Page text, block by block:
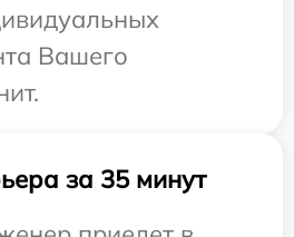
Вашего
за 35 минут